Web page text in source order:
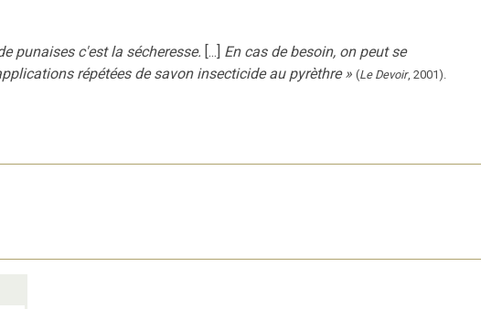
punaises c'est la sécheresse. [...] En cas de besoin, on peut se
répétées de savon insecticide au pyrèthre » (Le Devoir, 2001).